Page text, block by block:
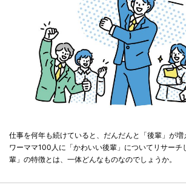
仕事を何年も続けていると、だんだんと「後輩」が
ワーママ100人に「かわいい後輩」についてリサーチ
輩」の特徴とは、一体どんなものなのでしょうか。